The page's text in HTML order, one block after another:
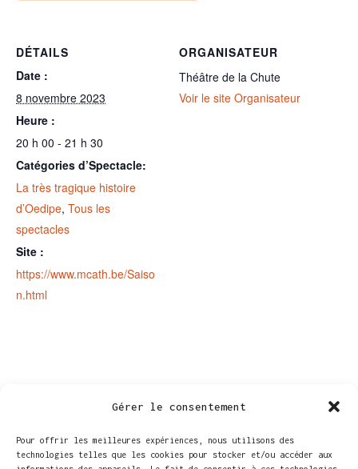
Gérer le consentement
Pour offrir les meilleures expériences, nous utilisons des
technologies telles que les cookies pour stocker et/ou accéder aux
DÉTAILS
Date :
8 novembre 2023
Heure :
20 h 00 - 21 h 30
Catégories d’Spectacle:
La très tragique histoire
d’Oedipe, Tous les
spectacles
Site :
https://www.mcath.be/Saiso
n.html
ORGANISATEUR
Théâtre de la Chute
Voir le site Organisateur